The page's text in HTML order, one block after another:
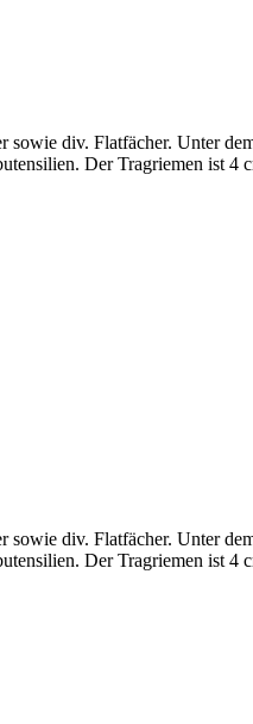
sowie div. Flatfächer. Unter
Der Tragriemen ist 4
sowie div. Flatfächer. Unter
Der Tragriemen ist 4